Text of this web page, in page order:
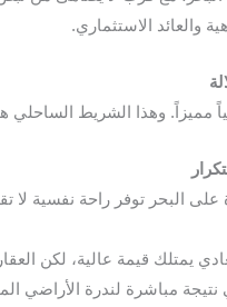
والعائد الاستثماري.
مميزاً. وهذا الشريط الساحلي
على البحر توفر راحة نفسية
يمتلك قيمة عالية، لكن العقار
مباشرة لندرة الأراضي